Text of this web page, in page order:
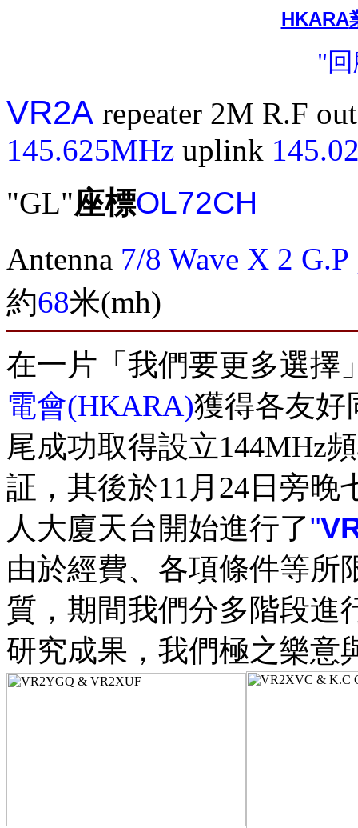
HKARA
"
VR2A repeater 2M R.F
145.625MHz uplink
"GL"座標OL72CH
Antenna 7/8 Wave X 2
約68米(mh)
在一片「我們要更多選擇
電會(HKARA)獲得各友好
尾成功取得設立144MHz
証，其後於11月24日旁
人大廈天台開始進行了"
由於經費、各項條件等所
質，期間我們分多階段進
研究成果，我們極之樂意